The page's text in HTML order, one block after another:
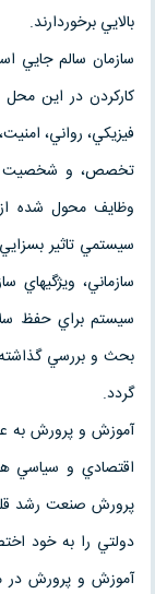
بالايي برخوردارند.
سازمان سالم جايي
كاركردن در اين
فيزيكي، رواني،
تخصص، و شخصيت ذي
وظايف محول شده
سيستمي تاثير
سازماني، ويژگيهاي
سيستم براي حفظ
بحث و بررسي گذاشته
گردد.
آموزش و پرورش به
اقتصادي و سياسي
پرورش صنعت رشد
دولتي را به خود
آموزش و پرورش در